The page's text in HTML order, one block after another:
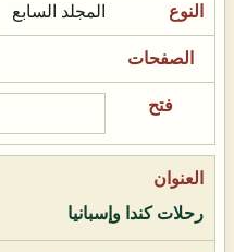
المجلد السابع
رحلات كندا وإسبانيا